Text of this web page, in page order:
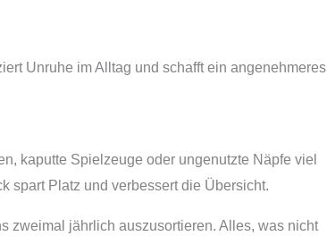
Unruhe im Alltag und schafft ein angenehmeres
kaputte Spielzeuge oder ungenutzte Näpfe viel
spart Platz und verbessert die Übersicht.
zweimal jährlich auszusortieren. Alles, was nicht